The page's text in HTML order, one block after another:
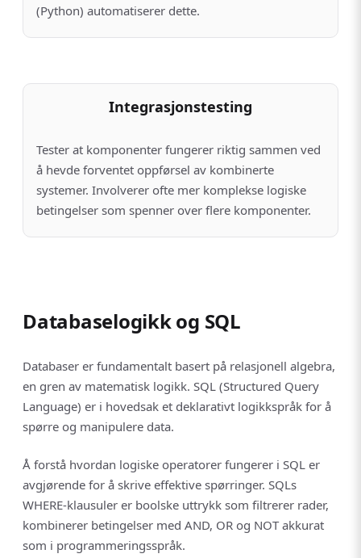
(Python) automatiserer dette.
Integrasjonstesting
Tester at komponenter fungerer riktig sammen ved
å hevde forventet oppførsel av kombinerte
systemer. Involverer ofte mer komplekse logiske
betingelser som spenner over flere komponenter.
Databaselogikk og SQL
Databaser er fundamentalt basert på relasjonell algebra,
en gren av matematisk logikk. SQL (Structured Query
Language) er i hovedsak et deklarativt logikkspråk for å
spørre og manipulere data.
Å forstå hvordan logiske operatorer fungerer i SQL er
avgjørende for å skrive effektive spørringer. SQLs
WHERE-klausuler er boolske uttrykk som filtrerer rader,
kombinerer betingelser med AND, OR og NOT akkurat
som i programmeringsspråk.